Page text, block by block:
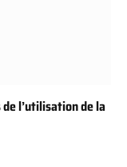
l’utilisation de la